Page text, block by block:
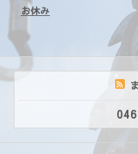
お休み